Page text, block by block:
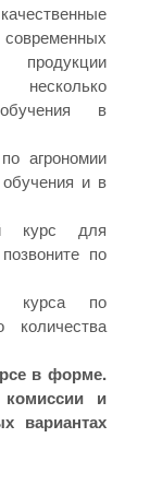
несколько
в
агрономии
и в
курс для
по
курса по
количества
в форме.
и
вариантах